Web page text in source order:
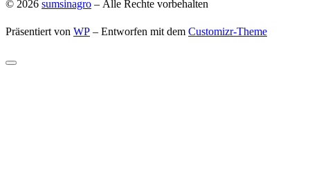
© 2026 sumsinagro – Alle Rechte vorbehalten
Präsentiert von WP – Entworfen mit dem Customizr-Theme